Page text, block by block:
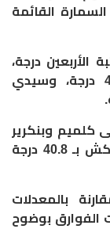
القائمة
درجة،
ومن أبرزها تارودانت التي سجلت 42.8 درجة، وسيدي
كلميم وبنكرير
بـ 41.2 درجة، والنواصر بـ 41.1 درجة، ومراكش بـ 40.8 درجة
بالمعدلات
الفوارق بوضوح